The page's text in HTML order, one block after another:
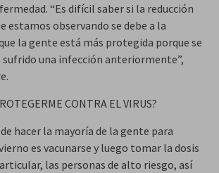
“Es difícil saber si la reducción
estamos observando se debe a la
la gente está más protegida porque se
sufrido una infección anteriormente”,
CONTRA EL VIRUS?
hacer la mayoría de la gente para
es vacunarse y luego tomar la dosis
las personas de alto riesgo, así